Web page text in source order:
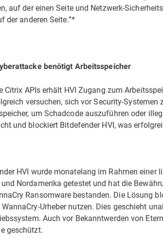
auf der einen Seite und Netzwerk-
der anderen Seite.”*
benötigt Arbeitsspeicher
Citrix APIs erhält HVI Zugang zum
versuchen, sich vor Security-
um Schadcode auszuführen oder
und blockiert Bitdefender HVI, was
HVI wurde monatelang im Rahmen
und Nordamerika getestet und hat die
Ransomware bestanden. Die Lösung
Urheber nutzen. Dies geschieht
Auch vor Bekanntwerden von
geschützt.